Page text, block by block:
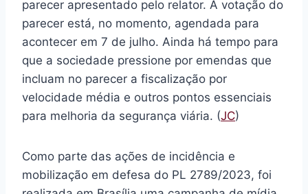
parecer apresentado pelo relator. A votação do
parecer está, no momento, agendada para
acontecer em 7 de julho. Ainda há tempo para
que a sociedade pressione por emendas que
incluam no parecer a fiscalização por
velocidade média e outros pontos essenciais
para melhoria da segurança viária. (JC)
Como parte das ações de incidência e
mobilização em defesa do PL 2789/2023, foi